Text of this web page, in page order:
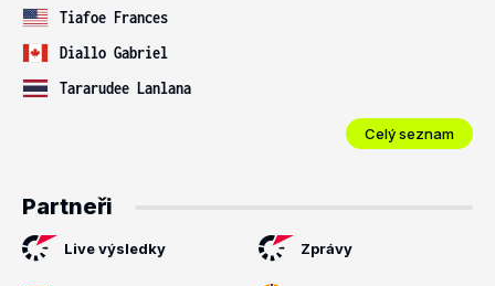
Tiafoe Frances
Diallo Gabriel
Tararudee Lanlana
Celý seznam
Partneři
Live výsledky Zprávy